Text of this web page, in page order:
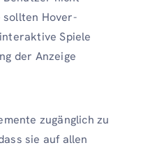
Hover-
Spiele
der Anzeige
zugänglich zu
sie auf allen